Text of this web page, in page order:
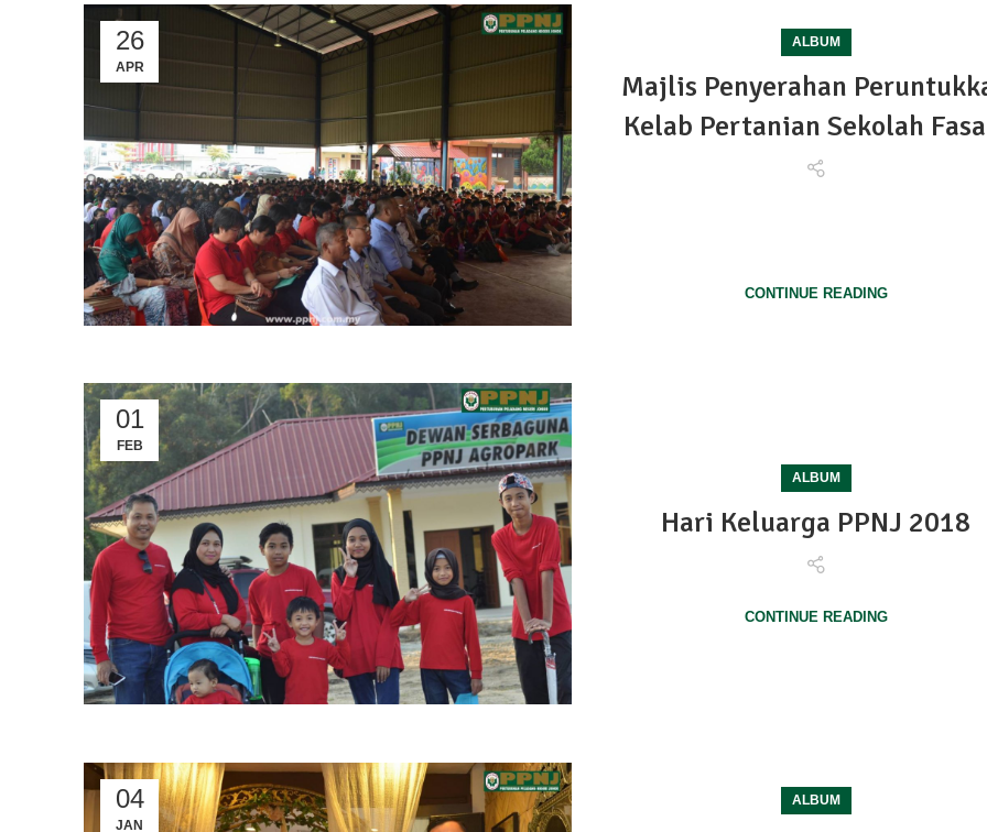
26
APR
ALBUM
Majlis Penyerahan
Kelab Pertanian Sekolah
CONTINUE READING
01
FEB
ALBUM
Hari Keluarga PPNJ 2018
CONTINUE READING
04
JAN
ALBUM